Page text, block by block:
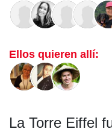
Ellos quieren allí:
La Torre Eiffel